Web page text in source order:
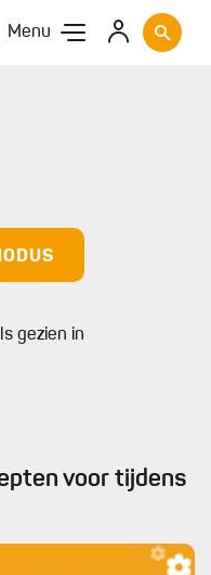
Menu
gezien in
voor tijdens